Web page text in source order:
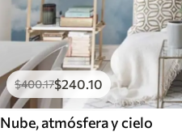
$400.17$240 .10
Nube, atmósfera y cielo